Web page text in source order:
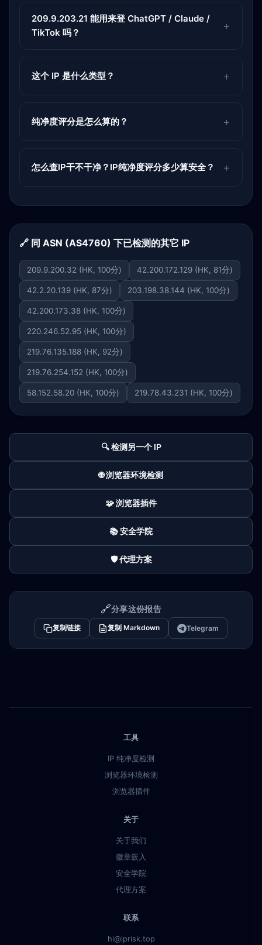
209.9.203.21 能用来登 ChatGPT / Claude /
TikTok 吗？
这个 IP 是什么类型？
纯净度评分是怎么算的？
怎么查IP干不干净？IP纯净度评分多少算安全？
🔗 同 ASN (AS4760) 下已检测的其它 IP
209.9.200.32 (HK, 100分) 42.200.172.129 (HK, 81分)
42.2.20.139 (HK, 87分) 203.198.38.144 (HK, 100分)
42.200.173.38 (HK, 100分)
220.246.52.95 (HK, 100分)
219.76.135.188 (HK, 92分)
219.76.254.152 (HK, 100分)
58.152.58.20 (HK, 100分) 219.78.43.231 (HK, 100分)
🔍 检测另一个 IP
🌐 浏览器环境检测
🧩 浏览器插件
📚 安全学院
🛡️ 代理方案
🔗分享这份报告
复制链接 复制 Markdown Telegram
工具
IP 纯净度检测
浏览器环境检测
浏览器插件
关于
关于我们
徽章嵌入
安全学院
代理方案
联系
hi@iprisk.top